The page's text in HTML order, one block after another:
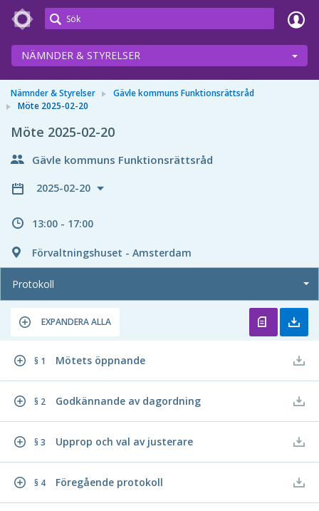
Meetings+
NÄMNDER & STYRELSER
Nämnder & Styrelser
Gävle kommuns Funktionsrättsråd
Möte 2025-02-20
Möte 2025-02-20
Gävle kommuns Funktionsrättsråd
2025-02-20
13:00 - 17:00
Förvaltningshuset - Amsterdam
Protokoll
EXPANDERA ALLA
§ 1 Mötets öppnande
§ 2 Godkännande av dagordning
§ 3 Upprop och val av justerare
§ 4 Föregående protokoll